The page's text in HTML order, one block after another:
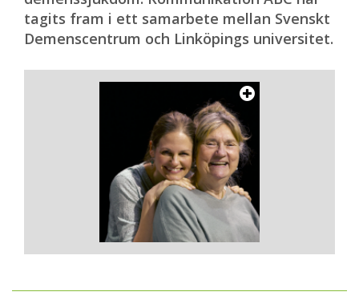
tagits fram i ett samarbete mellan Svenskt
Demenscentrum och Linköpings universitet.